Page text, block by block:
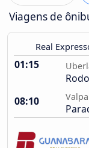
Viagens de
Real
01:15
08:10